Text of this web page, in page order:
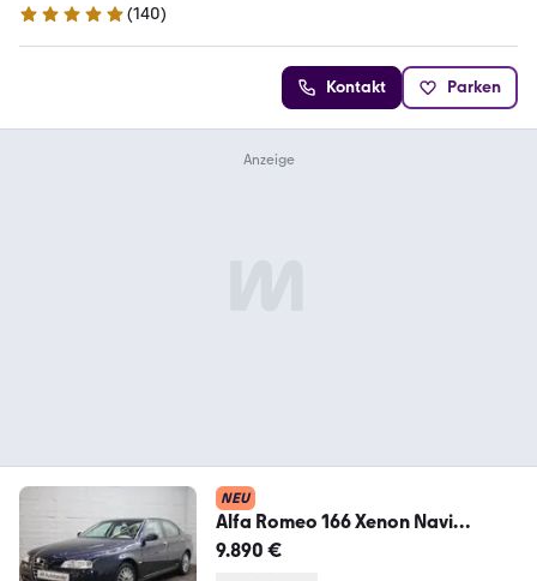
4.8 Sterne
(140)
Kontakt Parken
NEU
Alfa Romeo 166 Xenon Navi
Klimaautomatik PDC SHZ
9.890 €